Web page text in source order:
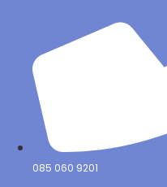
085 060 9201